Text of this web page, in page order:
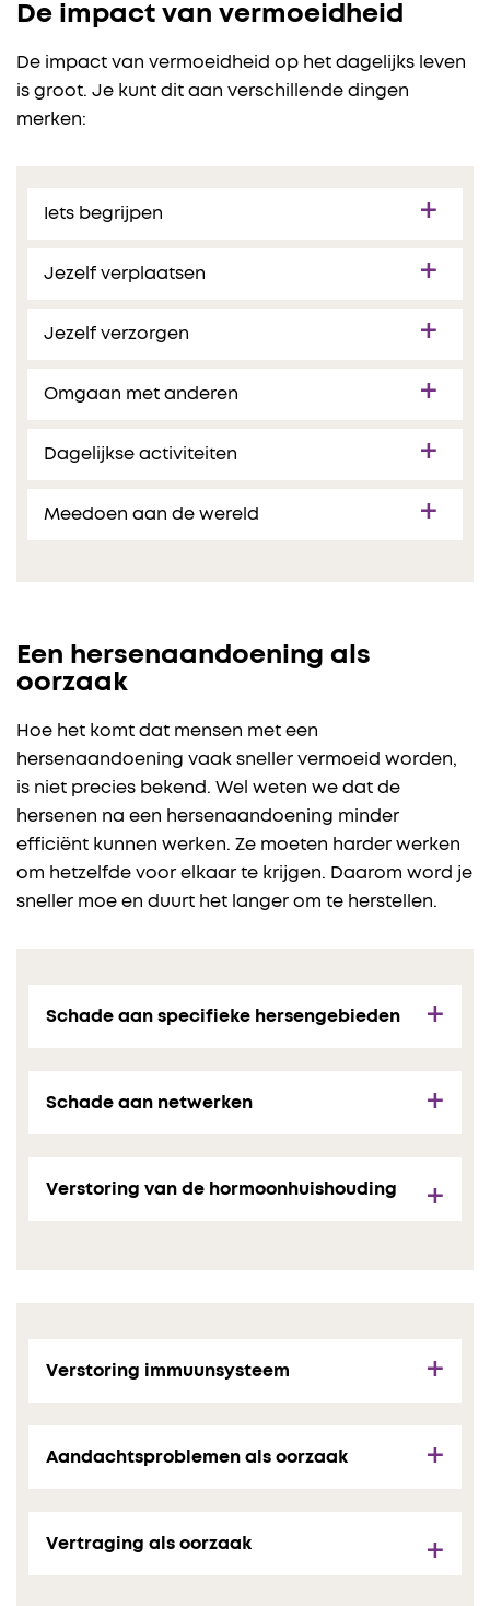
De impact van vermoeidheid
De impact van vermoeidheid op het dagelijks leven
is groot. Je kunt dit aan verschillende dingen
merken:
Iets begrijpen
Jezelf verplaatsen
Jezelf verzorgen
Omgaan met anderen
Dagelijkse activiteiten
Meedoen aan de wereld
Een hersenaandoening als
oorzaak
Hoe het komt dat mensen met een
hersenaandoening vaak sneller vermoeid worden,
is niet precies bekend. Wel weten we dat de
hersenen na een hersenaandoening minder
efficiënt kunnen werken. Ze moeten harder werken
om hetzelfde voor elkaar te krijgen. Daarom word je
sneller moe en duurt het langer om te herstellen.
Schade aan specifieke hersengebieden
Schade aan netwerken
Verstoring van de hormoonhuishouding
Verstoring immuunsysteem
Aandachtsproblemen als oorzaak
Vertraging als oorzaak